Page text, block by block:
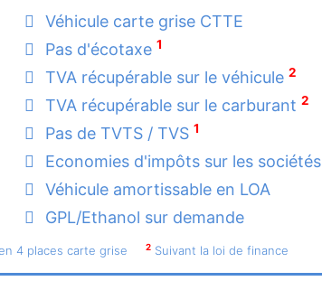
Véhicule carte grise CTTE
Pas d'écotaxe 1
TVA récupérable sur le véhicule 2
TVA récupérable sur le carburant 2
Pas de TVTS / TVS 1
Economies d'impôts sur les sociétés
Véhicule amortissable en LOA
GPL/Ethanol sur demande
4 places carte grise 2 Suivant la loi de finance